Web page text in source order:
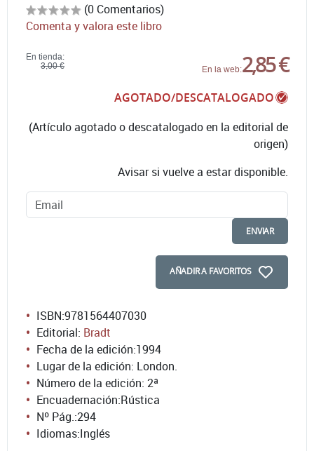
(0 Comentarios)
Comenta y valora este libro
En tienda:
3,00 €
En la web:2,85 €
AGOTADO/DESCATALOGADO
(Artículo agotado o descatalogado en la editorial de
origen)
Avisar si vuelve a estar disponible.
ENVIAR
AÑADIR A FAVORITOS
ISBN:9781564407030
Editorial: Bradt
Fecha de la edición:1994
Lugar de la edición: London.
Número de la edición: 2ª
Encuadernación:Rústica
Nº Pág.:294
Idiomas:Inglés